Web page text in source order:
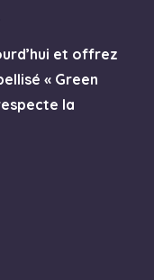
et offrez
« Green
la